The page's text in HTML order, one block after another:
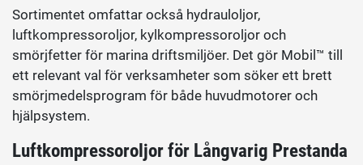
Sortimentet omfattar också hydrauloljor,
luftkompressoroljor, kylkompressoroljor och
smörjfetter för marina driftsmiljöer. Det gör Mobil™ till
ett relevant val för verksamheter som söker ett brett
smörjmedelsprogram för både huvudmotorer och
hjälpsystem.
Luftkompressoroljor för Långvarig Prestanda